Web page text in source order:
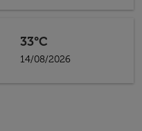
33°C
14/08/2026